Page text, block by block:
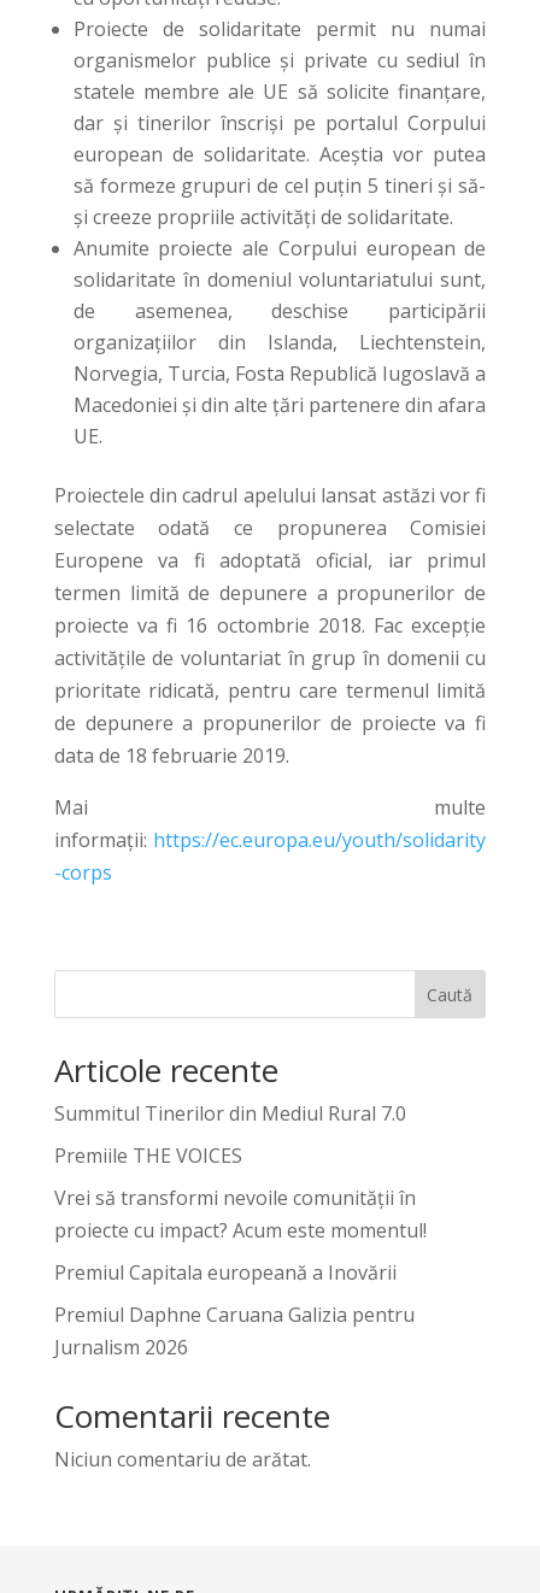
Proiecte de solidaritate permit nu numai
organismelor publice și private cu sediul în
statele membre ale UE să solicite finanțare,
dar și tinerilor înscriși pe portalul Corpului
european de solidaritate. Aceștia vor putea
să formeze grupuri de cel puțin 5 tineri și să-
și creeze propriile activități de solidaritate.
Anumite proiecte ale Corpului european de
solidaritate în domeniul voluntariatului sunt,
de asemenea, deschise participării
organizațiilor din Islanda, Liechtenstein,
Norvegia, Turcia, Fosta Republică Iugoslavă a
Macedoniei și din alte țări partenere din afara
UE.
Proiectele din cadrul apelului lansat astăzi vor fi
selectate odată ce propunerea Comisiei
Europene va fi adoptată oficial, iar primul
termen limită de depunere a propunerilor de
proiecte va fi 16 octombrie 2018. Fac excepție
activitățile de voluntariat în grup în domenii cu
prioritate ridicată, pentru care termenul limită
de depunere a propunerilor de proiecte va fi
data de 18 februarie 2019.
Mai multe
informații: https://ec.europa.eu/youth/solidarity
-corps
Caută
Articole recente
Summitul Tinerilor din Mediul Rural 7.0
Premiile THE VOICES
Vrei să transformi nevoile comunității în
proiecte cu impact? Acum este momentul!
Premiul Capitala europeană a Inovării
Premiul Daphne Caruana Galizia pentru
Jurnalism 2026
Comentarii recente
Niciun comentariu de arătat.